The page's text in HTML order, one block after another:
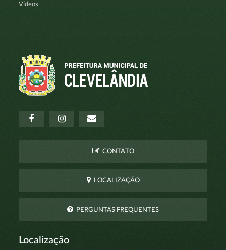
Vídeos
CONTATO
LOCALIZAÇÃO
PERGUNTAS FREQUENTES
Localização